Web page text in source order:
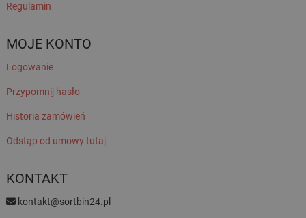
Regulamin
MOJE KONTO
Logowanie
Przypomnij hasło
Historia zamówień
Odstąp od umowy tutaj
KONTAKT
kontakt@sortbin24.pl